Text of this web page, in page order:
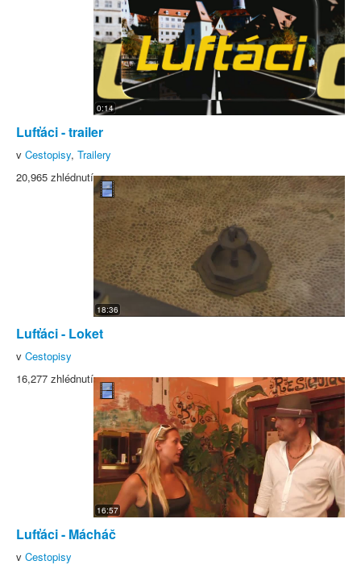
0:14
Lufťáci - trailer
v Cestopisy, Trailery
20,965 zhlédnutí
18:36
Lufťáci - Loket
v Cestopisy
16,277 zhlédnutí
16:57
Lufťáci - Mácháč
v Cestopisy